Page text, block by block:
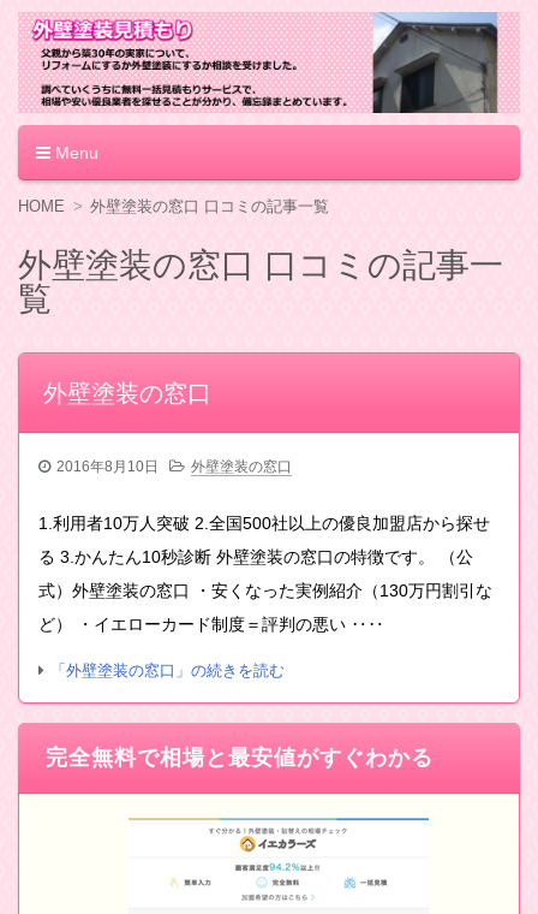
外壁塗装見積もり
Menu
コ
テ
ン
ツ
へ
HOME 外壁塗装の窓口 口コミの記事一覧
外壁塗装の窓口 口コミの記事一
覧
外壁塗装の窓口
2016年8月10日 外壁塗装の窓口
1.利用者10万人突破 2.全国500社以上の優良加盟店から探せ
る 3.かんたん10秒診断 外壁塗装の窓口の特徴です。 （公
式）外壁塗装の窓口 ・安くなった実例紹介（130万円割引な
ど） ・イエローカード制度＝評判の悪い ‥‥
「外壁塗装の窓口」の続きを読む
完全無料で相場と最安値がすぐわかる